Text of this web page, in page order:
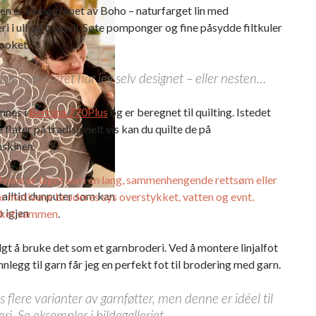
alltid dunputer som kan
igjen
er innbegrepet av Boho – naturfarget lin med
i ull og bomull. Søte pomponger og fine påsydde filtkuler
mønsteret har jeg selv designet – eller nesten…
iBernina 770Plusog er beregnet til quilting. Istedet
flater på tradisjonelt vis kan du quilte de på
er laget som en lang, sammenhengende rettsøm eller
motivene broderes sys overstykket, vatten og evnt.
sammen.
å bruke det som et garnbroderi. Ved å montere linjalfot
til garn får jeg en perfekt fot til brodering med garn.
flere varianter av garnføtter, men denne er idéel til